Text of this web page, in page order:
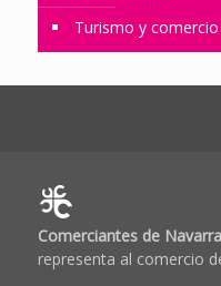
Turismo y comercio
Comerciantes de
representa al comercio